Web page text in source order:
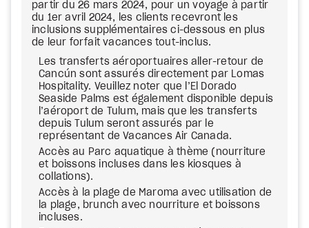
partir du 26 mars 2024, pour un voyage à partir
du 1er avril 2024, les clients recevront les
inclusions supplémentaires ci-dessous en plus
de leur forfait vacances tout-inclus.
Les transferts aéroportuaires aller-retour de
Cancún sont assurés directement par Lomas
Hospitality. Veuillez noter que l’El Dorado
Seaside Palms est également disponible depuis
l’aéroport de Tulum, mais que les transferts
depuis Tulum seront assurés par le
représentant de Vacances Air Canada.
Accès au Parc aquatique à thème (nourriture
et boissons incluses dans les kiosques à
collations).
Accès à la plage de Maroma avec utilisation de
la plage, brunch avec nourriture et boissons
incluses.